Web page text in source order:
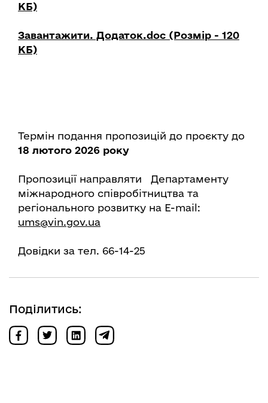
КБ)
Завантажити. Додаток.doc (Розмір - 120
КБ)
Термін подання пропозицій до проєкту до
18 лютого 2026 року
Пропозиції направляти Департаменту
міжнародного співробітництва та
регіонального розвитку на E-mail:
ums@vin.gov.ua
Довідки за тел. 66-14-25
Поділитись: